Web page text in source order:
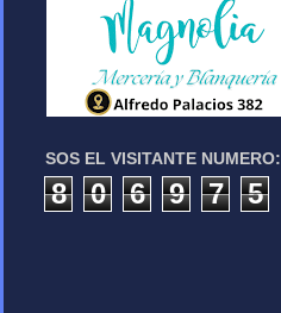
SOS EL VISITANTE NUMERO:
8 0 6 9 7 5